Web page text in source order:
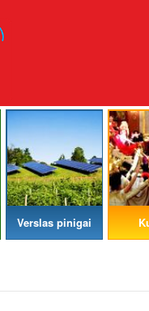
Verslas pinigai